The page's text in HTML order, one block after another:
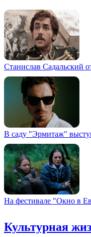
Станислав Садальский
В саду "Эрмитаж"
На фестивале "Окно в
Культурная